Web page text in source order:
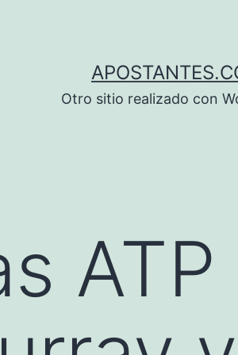
Otro sitio realizado con